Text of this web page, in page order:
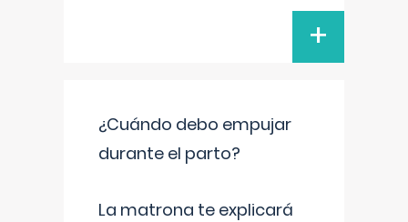
+
¿Cuándo debo empujar
durante el parto?
La matrona te explicará